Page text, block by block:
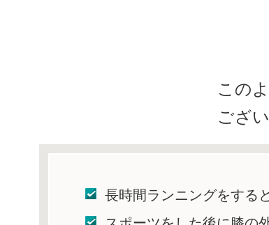
この
ござ
長時間ランニングをする